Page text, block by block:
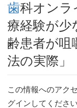
歯科オンラインセミナー「義歯治
療経験が少
齢患者が咀
法の実際」
この情報へのアク
グインしてくださ